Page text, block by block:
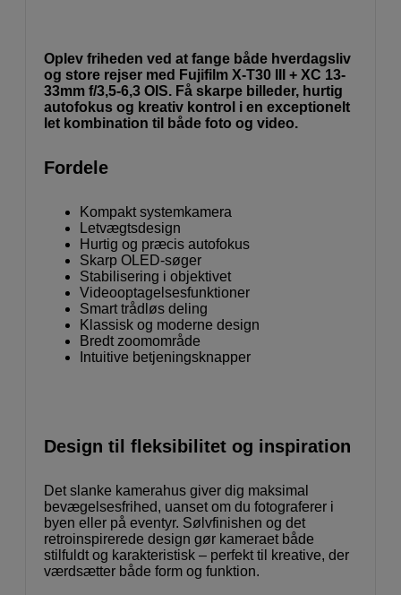
Oplev friheden ved at fange både hverdagsliv
og store rejser med Fujifilm X-T30 III + XC 13-
33mm f/3,5-6,3 OIS. Få skarpe billeder, hurtig
autofokus og kreativ kontrol i en exceptionelt
let kombination til både foto og video.
Fordele
Kompakt systemkamera
Letvægtsdesign
Hurtig og præcis autofokus
Skarp OLED-søger
Stabilisering i objektivet
Videooptagelsesfunktioner
Smart trådløs deling
Klassisk og moderne design
Bredt zoomområde
Intuitive betjeningsknapper
Design til fleksibilitet og inspiration
Det slanke kamerahus giver dig maksimal
bevægelsesfrihed, uanset om du fotograferer i
byen eller på eventyr. Sølvfinishen og det
retroinspirerede design gør kameraet både
stilfuldt og karakteristisk – perfekt til kreative, der
værdsætter både form og funktion.